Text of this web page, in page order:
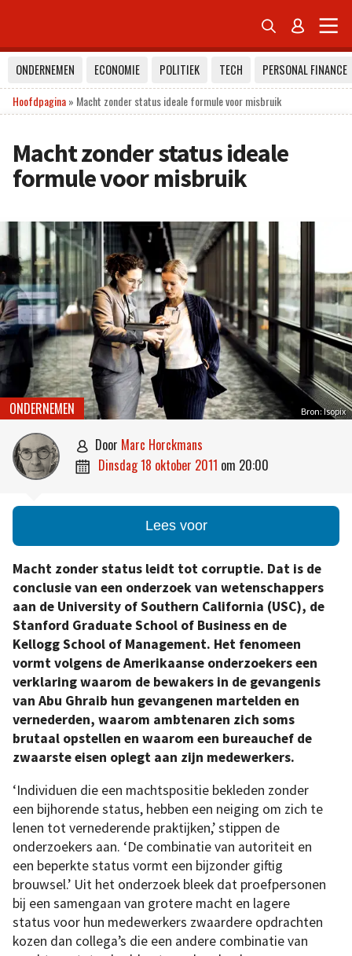
 
ONDERNEMEN ECONOMIE POLITIEK TECH
PERSONAL FINANCE
Hoofdpagina» Macht zonder status ideale formule voor misbruik
Macht zonder status ideale
formule voor misbruik
Bron: Isopix
ONDERNEMEN
 door Marc Horckmans
 dinsdag 18 oktober 2011 om 20:00
Lees voor
Macht zonder status leidt tot corruptie. Dat is de
conclusie van een onderzoek van wetenschappers
aan de University of Southern California (USC), de
Stanford Graduate School of Business en de
Kellogg School of Management. Het fenomeen
vormt volgens de Amerikaanse onderzoekers een
verklaring waarom de bewakers in de gevangenis
van Abu Ghraib hun gevangenen martelden en
vernederden, waarom ambtenaren zich soms
brutaal opstellen en waarom een bureauchef de
zwaarste eisen oplegt aan zijn medewerkers.
‘Individuen die een machtspositie bekleden zonder
een bijhorende status, hebben een neiging om zich te
lenen tot vernederende praktijken,’ stippen de
onderzoekers aan. ‘De combinatie van autoriteit en
een beperkte status vormt een bijzonder giftig
brouwsel.’ Uit het onderzoek bleek dat proefpersonen
bij een samengaan van grotere macht en lagere
status voor hun medewerkers zwaardere opdrachten
kozen dan collega’s die een andere combinatie van